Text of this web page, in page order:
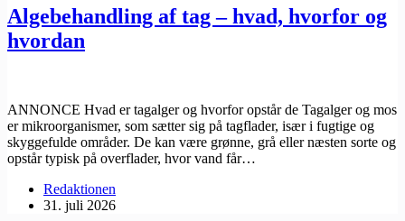
Algebehandling af tag – hvad, hvorfor og
hvordan
ANNONCE Hvad er tagalger og hvorfor opstår de Tagalger og mos
er mikroorganismer, som sætter sig på tagflader, især i fugtige og
skyggefulde områder. De kan være grønne, grå eller næsten sorte og
opstår typisk på overflader, hvor vand får…
Redaktionen
31. juli 2026